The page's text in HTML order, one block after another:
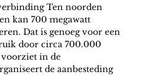
Ten noorden
kan 700 megawatt
Dat is genoeg voor een
door circa 700.000
voorziet in de
de aanbesteding